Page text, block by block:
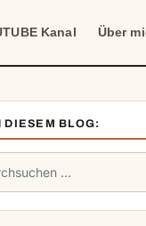
Kanal Über
DIESEM BLOG: